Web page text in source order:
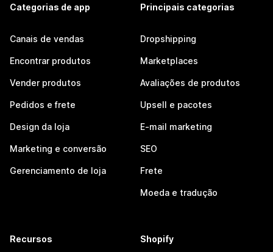
Categorias de app
Canais de vendas
Encontrar produtos
Vender produtos
Pedidos e frete
Design da loja
Marketing e conversão
Gerenciamento de loja
Principais categorias
Dropshipping
Marketplaces
Avaliações de produtos
Upsell e pacotes
E-mail marketing
SEO
Frete
Moeda e tradução
Recursos Shopify